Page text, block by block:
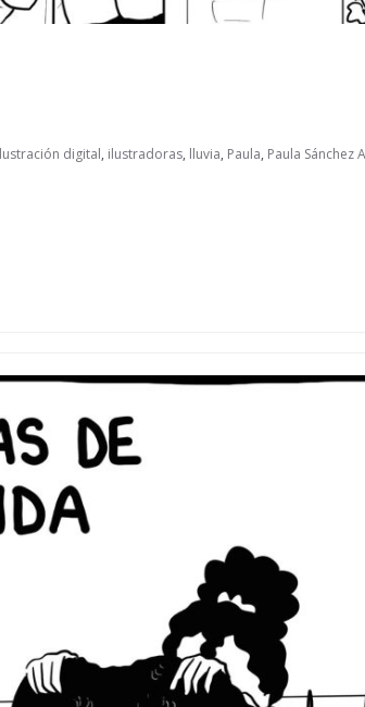
digital, ilustradoras, lluvia, Paula, Paula Sánchez